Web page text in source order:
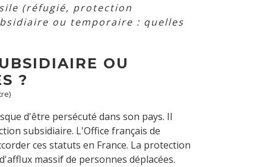
(réfugié, protection
ou temporaire : quelles
OU
?
d'être persécuté dans son pays. Il
subsidiaire. L'Office français de
ces statuts en France. La protection
massif de personnes déplacées.